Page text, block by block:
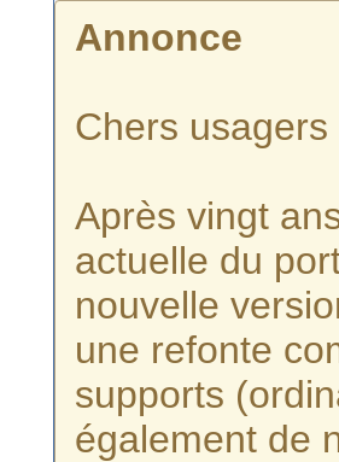
Annonce
Chers
Après vingt
actuelle du
nouvelle
une refonte
supports
également de